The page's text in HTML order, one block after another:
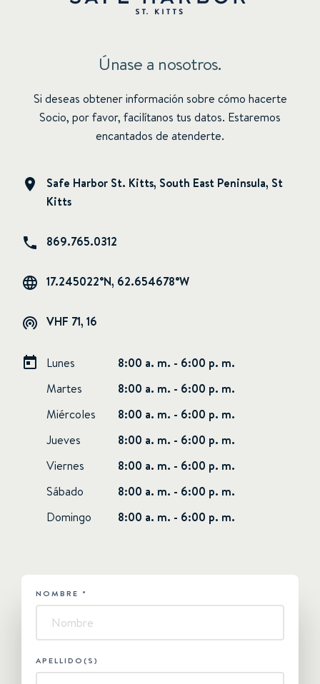
Únase a nosotros.
Si deseas obtener información sobre cómo hacerte
Socio, por favor, facilítanos tus datos. Estaremos
encantados de atenderte.
Safe Harbor St. Kitts, South East Peninsula, St
Kitts
869.765.0312
17.245022°N, 62.654678°W
VHF 71, 16
Lunes
8:00 a. m. - 6:00 p. m.
Martes
8:00 a. m. - 6:00 p. m.
Miércoles
8:00 a. m. - 6:00 p. m.
Jueves
8:00 a. m. - 6:00 p. m.
Viernes
8:00 a. m. - 6:00 p. m.
Sábado
8:00 a. m. - 6:00 p. m.
Domingo
8:00 a. m. - 6:00 p. m.
HUBSPOT
NOMBRE *
APELLIDO(S)